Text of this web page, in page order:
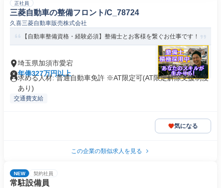
正社員
三菱自動車の整備フロント/C_78724
久喜三菱自動車販売株式会社
【自動車整備資格・経験必須】整備士とお客様を繋ぐお仕事です！
埼玉県加須市愛宕
年俸327万円以上
求める人材: 普通自動車免許 ※AT限定可(AT限定解除支援制度
あり)
交通費支給
気になる
この企業の類似求人を見る
NEW 契約社員
常駐設備員